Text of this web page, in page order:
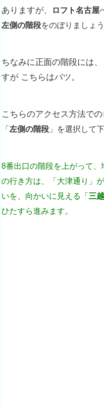
ありますが、
ロフト名古屋
左側の階段をのぼりましょう
ちなみに正面の階段には
すが こちらはバツ。
こちらのアクセス方法での
「 左側の階段 」を選択して
8番出口の階段を上がって、
の行き方は、
「大津通り」
いを、向かいに見える
「 三
ひたすら進みます。